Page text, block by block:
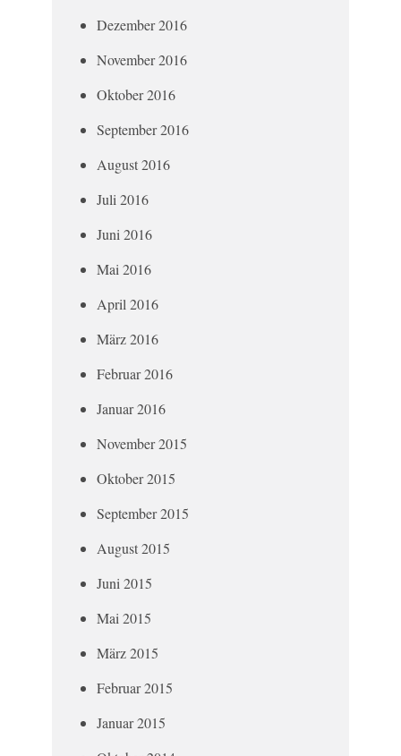
Dezember 2016
November 2016
Oktober 2016
September 2016
August 2016
Juli 2016
Juni 2016
Mai 2016
April 2016
März 2016
Februar 2016
Januar 2016
November 2015
Oktober 2015
September 2015
August 2015
Juni 2015
Mai 2015
März 2015
Februar 2015
Januar 2015